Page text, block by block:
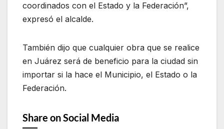
coordinados con el Estado y la Federación”,
expresó el alcalde.
También dijo que cualquier obra que se realice
en Juárez será de beneficio para la ciudad sin
importar si la hace el Municipio, el Estado o la
Federación.
Share on Social Media